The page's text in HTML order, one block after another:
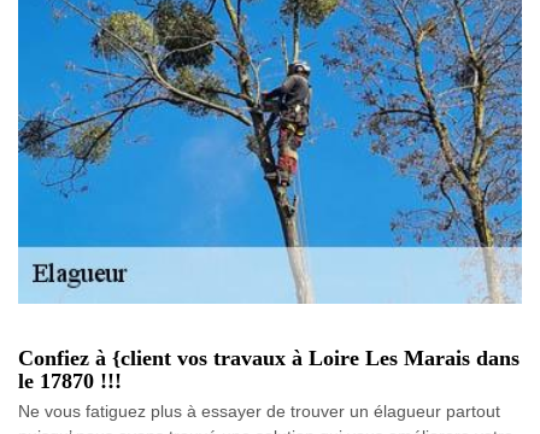
Confiez à {client vos travaux à Loire Les Marais dans
le 17870 !!!
Ne vous fatiguez plus à essayer de trouver un élagueur partout